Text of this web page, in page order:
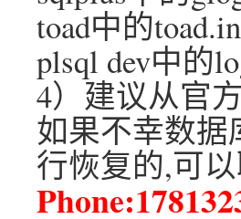
toad中的
plsql dev中的
4）建议从官
如果不幸数
行恢复的,可